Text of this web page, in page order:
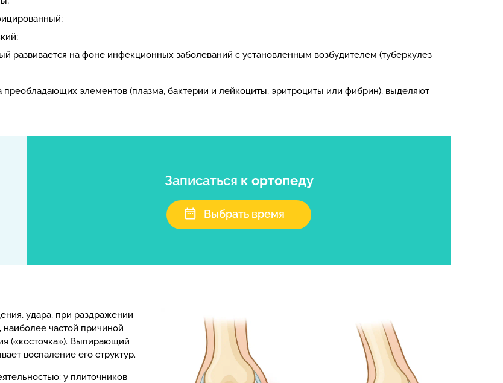
развивается на фоне инфекционных заболеваний с установленным возбудителем (туберкулез
преобладающих элементов (плазма, бактерии и лейкоциты, эритроциты или фибрин), выделяют
Записаться к ортопеду
Выбрать время
удара, при раздражении
частой причиной
(«косточка»). Выпирающий
воспаление его структур.
у плиточников